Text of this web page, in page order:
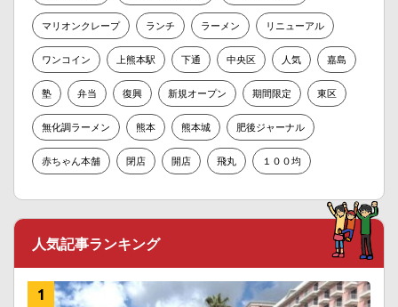
マリオンクレープ ランチ ラーメン リニューアル
ワンコイン 上熊本駅 下通 中央区 人気 嘉島
塾 弁当 復興 新規オープン 期間限定 東区
無化調ラーメン 熊本 熊本城 肥後ジャーナル
赤ちゃん本舗 閉店 開店 飛丸 １００均
人気記事ランキング